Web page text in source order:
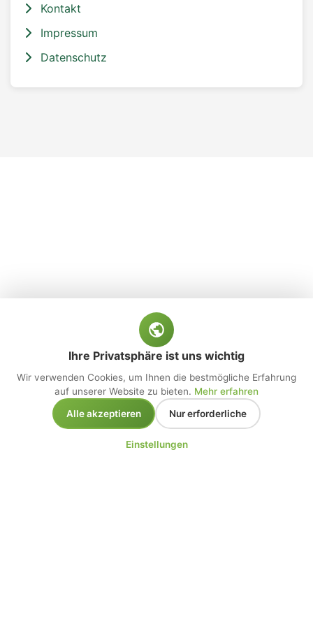
Kontakt
Impressum
Datenschutz
Ihre Privatsphäre ist uns wichtig
Wir verwenden Cookies, um Ihnen die bestmögliche Erfahrung
auf unserer Website zu bieten. Mehr erfahren
Alle akzeptieren
Nur erforderliche
Einstellungen